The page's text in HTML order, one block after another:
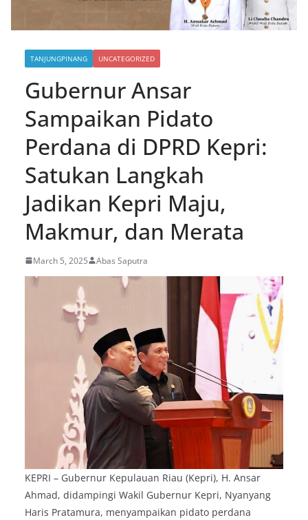
TANJUNGPINANG UNCATEGORIZED
Gubernur Ansar
Sampaikan Pidato
Perdana di DPRD Kepri:
Satukan Langkah
Jadikan Kepri Maju,
Makmur, dan Merata
March 5, 2025 Abas Saputra
KEPRI – Gubernur Kepulauan Riau (Kepri), H. Ansar
Ahmad, didampingi Wakil Gubernur Kepri, Nyanyang
Haris Pratamura, menyampaikan pidato perdana